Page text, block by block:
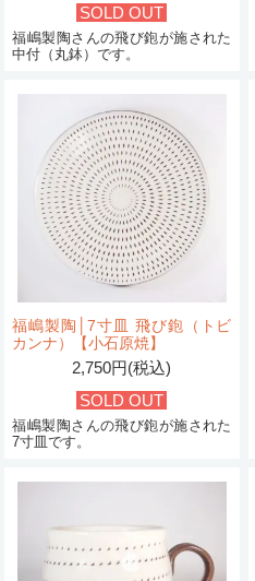
SOLD OUT
福嶋製陶さんの飛び鉋が施された
中付（丸鉢）です。
福嶋製陶│7寸皿 飛び鉋（トビ
カンナ）【小石原焼】
2,750円(税込)
SOLD OUT
福嶋製陶さんの飛び鉋が施された
7寸皿です。